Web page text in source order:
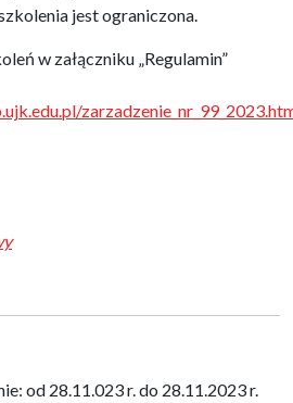
jest ograniczona.
w załączniku „Regulamin”
od 28.11.023 r. do 28.11.2023 r.